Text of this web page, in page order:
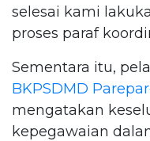
selesai kami
proses paraf
Sementara itu,
BKPSDMD
mengatakan
kepegawaian